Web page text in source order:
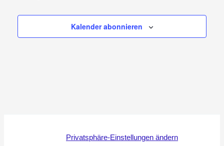
Kalender abonnieren
Privatsphäre-Einstellungen ändern